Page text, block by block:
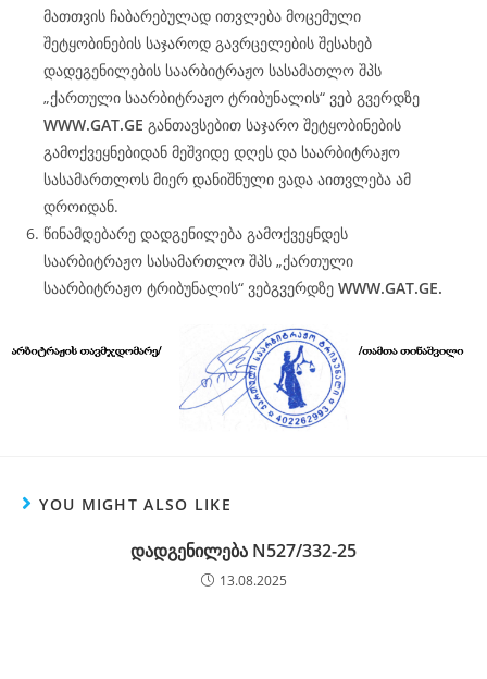
მათთვის ჩაბარებულად ითვლება მოცემული
შეტყობინების საჯაროდ გავრცელების შესახებ
დადეგენილების საარბიტრაჟო სასამათლო შპს
„ქართული საარბიტრაჟო ტრიბუნალის“ ვებ გვერდზე
WWW.GAT.GE განთავსებით საჯარო შეტყობინების
გამოქვეყნებიდან მეშვიდე დღეს და საარბიტრაჟო
სასამართლოს მიერ დანიშნული ვადა აითვლება ამ
დროიდან.
წინამდებარე დადგენილება გამოქვეყნდეს
საარბიტრაჟო სასამართლო შპს „ქართული
საარბიტრაჟო ტრიბუნალის“ ვებგვერდზე WWW.GAT.GE.
YOU MIGHT ALSO LIKE
დადგენილება N527/332-25
13.08.2025